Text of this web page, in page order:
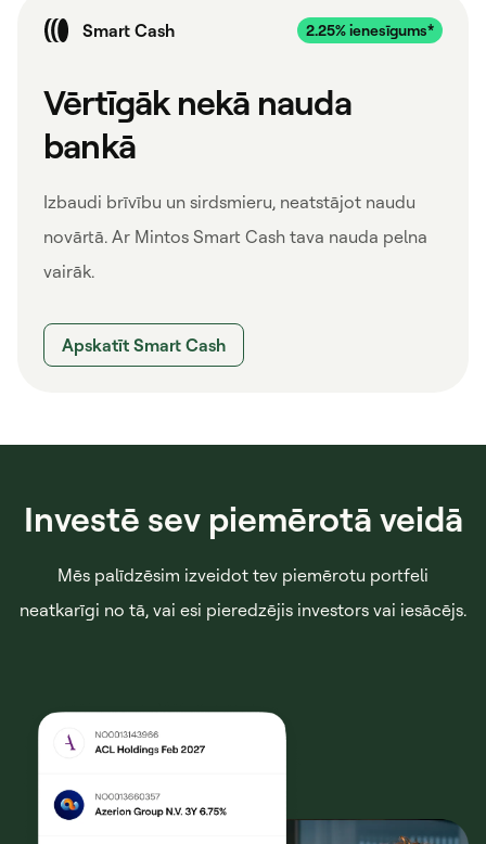
Smart Cash
Vērtīgāk nekā nauda
bankā
Izbaudi brīvību un sirdsmieru, neatstājot naudu
novārtā. Ar Mintos Smart Cash tava nauda pelna
vairāk.
Apskatīt Smart Cash
Investē sev piemērotā veidā
Mēs palīdzēsim izveidot tev piemērotu portfeli
neatkarīgi no tā, vai esi pieredzējis investors vai iesācējs.